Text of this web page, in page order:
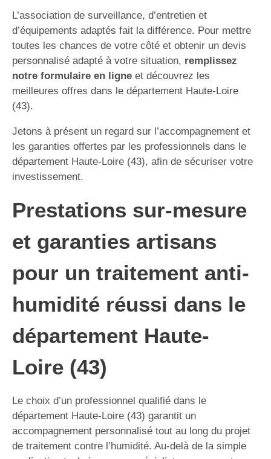
L’association de surveillance, d’entretien et
d’équipements adaptés fait la différence. Pour mettre
toutes les chances de votre côté et obtenir un devis
personnalisé adapté à votre situation, remplissez
notre formulaire en ligne et découvrez les
meilleures offres dans le département Haute-Loire
(43).
Jetons à présent un regard sur l’accompagnement et
les garanties offertes par les professionnels dans le
département Haute-Loire (43), afin de sécuriser votre
investissement.
Prestations sur-mesure
et garanties artisans
pour un traitement anti-
humidité réussi dans le
département Haute-
Loire (43)
Le choix d’un professionnel qualifié dans le
département Haute-Loire (43) garantit un
accompagnement personnalisé tout au long du projet
de traitement contre l’humidité. Au-delà de la simple